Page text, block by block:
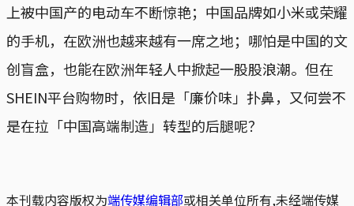
上被中国产的电动车不断惊艳；中国品牌如小米或荣耀
的手机，在欧洲也越来越有一席之地；哪怕是中国的文
创盲盒，也能在欧洲年轻人中掀起一股股浪潮。但在
SHEIN平台购物时，依旧是「廉价味」扑鼻，又何尝不
是在拉「中国高端制造」转型的后腿呢？
本刊载内容版权为端传媒编辑部或相关单位所有,未经端传媒